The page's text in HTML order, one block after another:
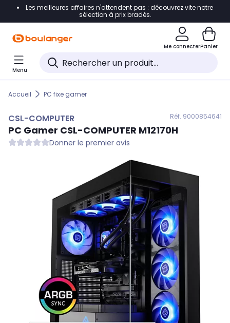
Accéder directement à la navigation
Accéder directement au pied de page
Accéder directement au chatbot
Les meilleures affaires n'attendent pas : découvrez vite notre
sélection à prix bradés.
Me connecterPanier
Menu
Accueil PC fixe gamer
CSL-COMPUTER Réf. 9000854641
PC Gamer CSL-COMPUTER M12170H
Donner le premier avis